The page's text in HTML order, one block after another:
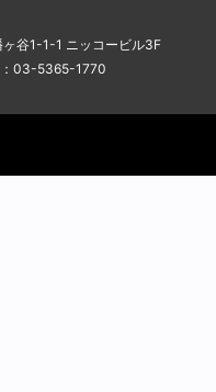
谷1-1-1 ニッコービル3F
03-5365-1770